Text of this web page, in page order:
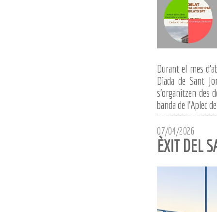
Durant el mes
Diada de Sant
s'organitzen des
banda de l'Aplec
07/04/2026
ÈXIT DEL